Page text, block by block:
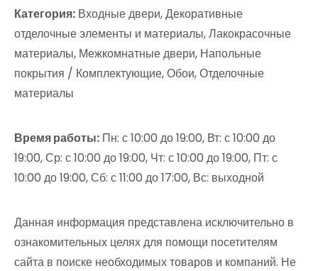
Категория: Входные двери, Декоративные
отделочные элементы и материалы, Лакокрасочные
материалы, Межкомнатные двери, Напольные
покрытия / Комплектующие, Обои, Отделочные
материалы
Время работы: Пн: с 10:00 до 19:00, Вт: с 10:00 до
19:00, Ср: с 10:00 до 19:00, Чт: с 10:00 до 19:00, Пт: с
10:00 до 19:00, Сб: с 11:00 до 17:00, Вс: выходной
Данная информация представлена исключительно в
ознакомительных целях для помощи посетителям
сайта в поиске необходимых товаров и компаний. Не